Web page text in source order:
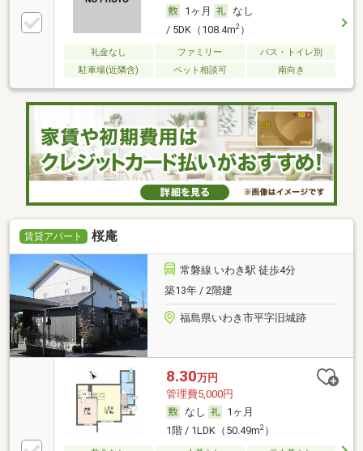
1ヶ月
なし
/ 5DK（108.4m2）
礼金なし ファミリー
バス・トイレ別
駐車場(近隣含)
ペット相談可 南向き
賃貸アパート 桜庵
常磐線 いわき駅 徒歩4分
築13年 / 2階建
福島県いわき市平字旧城跡
8.30万円
管理費5,000円
なし
1ヶ月
1階 / 1LDK（50.49m2）